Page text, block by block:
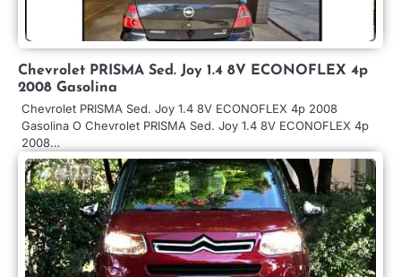
Chevrolet PRISMA Sed. Joy 1.4 8V ECONOFLEX 4p
2008 Gasolina
Chevrolet PRISMA Sed. Joy 1.4 8V ECONOFLEX 4p 2008
Gasolina O Chevrolet PRISMA Sed. Joy 1.4 8V ECONOFLEX 4p
2008…